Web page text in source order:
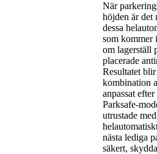
När
höjden är det
dessa
som kommer
om lagerställ
placerade
Resultatet
kombination
anpassat
utrustade
nästa lediga
säkert,